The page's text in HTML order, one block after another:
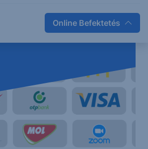
Online Befektetés